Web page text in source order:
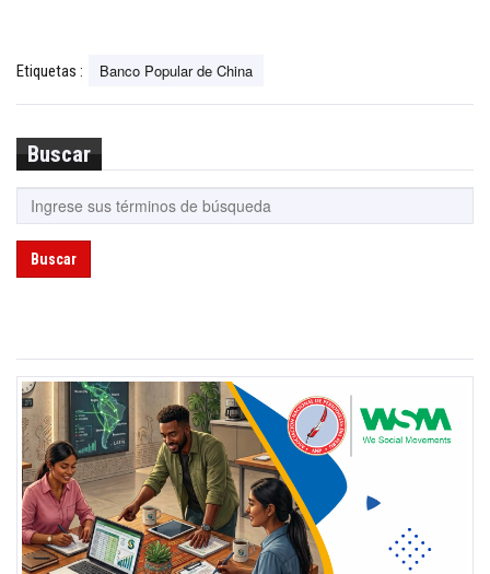
Etiquetas : Banco Popular de China
Buscar
Buscar